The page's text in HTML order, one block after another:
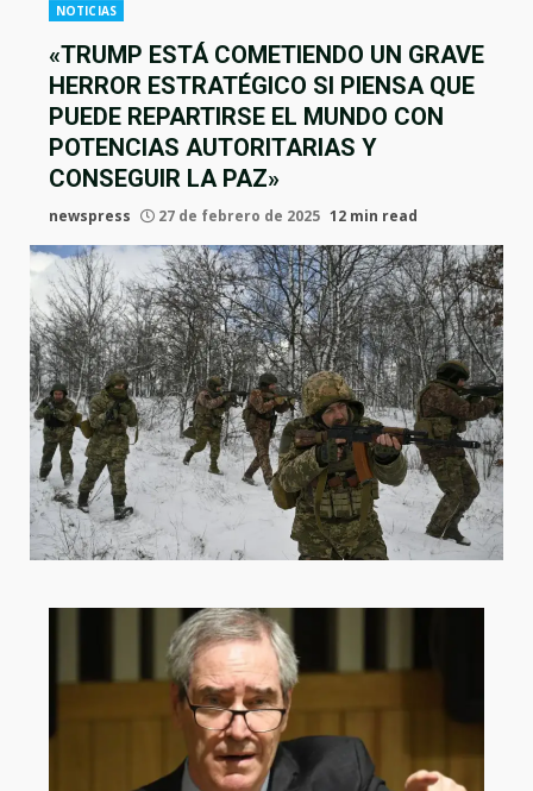
NOTICIAS
«TRUMP ESTÁ COMETIENDO UN GRAVE
HERROR ESTRATÉGICO SI PIENSA QUE
PUEDE REPARTIRSE EL MUNDO CON
POTENCIAS AUTORITARIAS Y
CONSEGUIR LA PAZ»
newspress 27 de febrero de 2025 12 min read